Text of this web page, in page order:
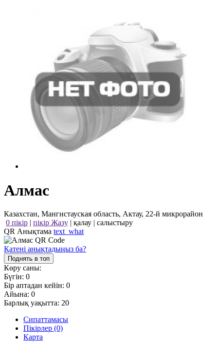
Алмас
Казахстан, Мангистауская область, Актау, 22-й микрорайон
0 пікір | пікір Жазу | қалау | салыстыру
QR Анықтама text_what
Қатені анықтадыңыз ба?
Поднять в топ
Көру саны:
Бүгін: 0
Бір аптадан кейін: 0
Айына: 0
Барлық уақытта: 20
Сипаттамасы
Пікірлер (0)
Карта